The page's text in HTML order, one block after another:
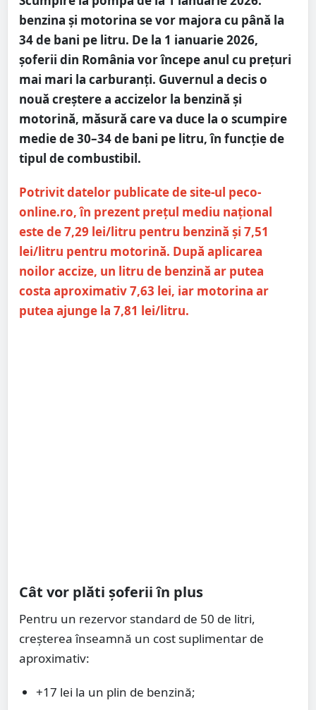
benzina și motorina se vor majora cu până la
34 de bani pe litru. De la 1 ianuarie 2026,
șoferii din România vor începe anul cu prețuri
mai mari la carburanți. Guvernul a decis o
nouă creștere a accizelor la benzină și
motorină, măsură care va duce la o scumpire
medie de 30–34 de bani pe litru, în funcție de
tipul de combustibil.
Potrivit datelor publicate de site-ul peco-
online.ro, în prezent prețul mediu național
este de 7,29 lei/litru pentru benzină și 7,51
lei/litru pentru motorină. După aplicarea
noilor accize, un litru de benzină ar putea
costa aproximativ 7,63 lei, iar motorina ar
putea ajunge la 7,81 lei/litru.
Cât vor plăti șoferii în plus
Pentru un rezervor standard de 50 de litri,
creșterea înseamnă un cost suplimentar de
aproximativ:
+17 lei la un plin de benzină;